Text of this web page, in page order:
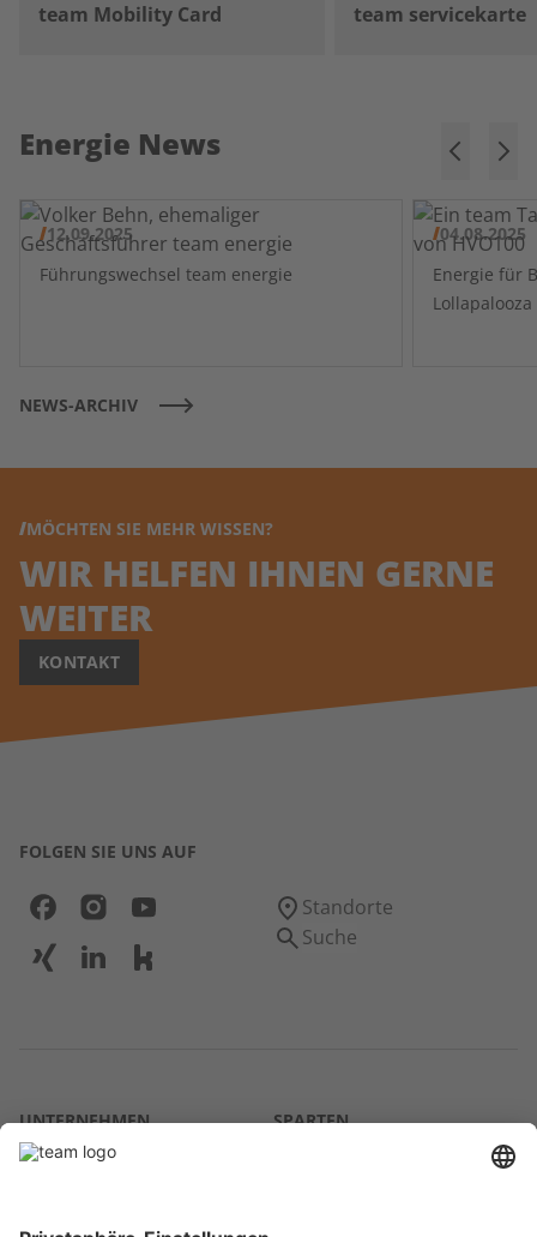
team Mobility Card team servicekarte
Energie News
12.09.2025
Führungswechsel team energie
04.08.2025
Energie für
NEWS-ARCHIV
MÖCHTEN SIE MEHR WISSEN?
WIR HELFEN IHNEN GERNE
WEITER
KONTAKT
FOLGEN SIE UNS AUF
Standorte
Suche
UNTERNEHMEN
Über uns
Karriere
SPARTEN